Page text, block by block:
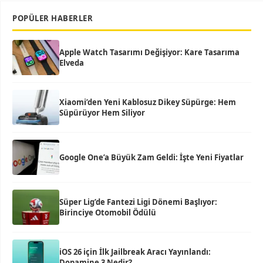
POPÜLER HABERLER
Apple Watch Tasarımı Değişiyor: Kare Tasarıma
Elveda
Xiaomi’den Yeni Kablosuz Dikey Süpürge: Hem
Süpürüyor Hem Siliyor
Google One’a Büyük Zam Geldi: İşte Yeni Fiyatlar
Süper Lig’de Fantezi Ligi Dönemi Başlıyor:
Birinciye Otomobil Ödülü
iOS 26 için İlk Jailbreak Aracı Yayınlandı: